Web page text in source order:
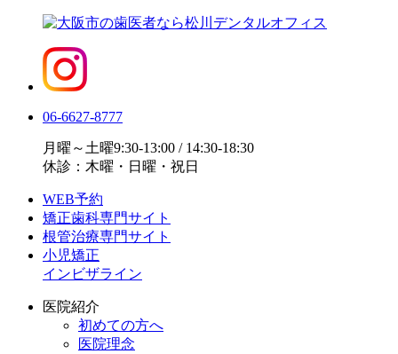
06-6627-8777
月曜～土曜9:30-13:00 / 14:30-18:30
休診：木曜・日曜・祝日
WEB予約
矯正歯科専門サイト
根管治療専門サイト
小児矯正
インビザライン
医院紹介
初めての方へ
医院理念